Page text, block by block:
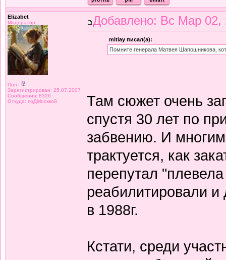
Elizabet
Модератор
Пол:
Зарегистрирован: 25.07.2007
Сообщения: 8326
Откуда: поДМосквой
Добавлено: Вс Мар 02,
mitiay писал(а):
Помните генерала Матвея Шапошникова,
Там сюжет очень
спустя 30 лет по
забвению. И
трактуется, как
перепутал
реабилитировали
в 1988г.
Кстати, среди